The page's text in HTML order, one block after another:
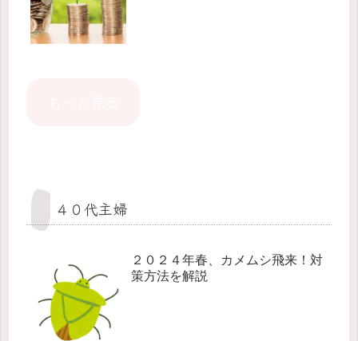
４０代主婦
２０２４年春、カメムシ飛来！対
策方法を解説